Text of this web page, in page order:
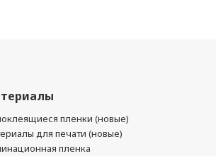
пленки (новые)
для печати (новые)
пленка